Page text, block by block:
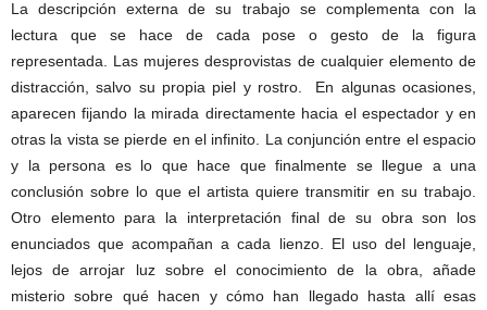
La descripción externa de su trabajo se complementa con la
lectura que se hace de cada pose o gesto de la figura
representada. Las mujeres desprovistas de cualquier elemento de
distracción, salvo su propia piel y rostro. En algunas ocasiones,
aparecen fijando la mirada directamente hacia el espectador y en
otras la vista se pierde en el infinito. La conjunción entre el espacio
y la persona es lo que hace que finalmente se llegue a una
conclusión sobre lo que el artista quiere transmitir en su trabajo.
Otro elemento para la interpretación final de su obra son los
enunciados que acompañan a cada lienzo. El uso del lenguaje,
lejos de arrojar luz sobre el conocimiento de la obra, añade
misterio sobre qué hacen y cómo han llegado hasta allí esas